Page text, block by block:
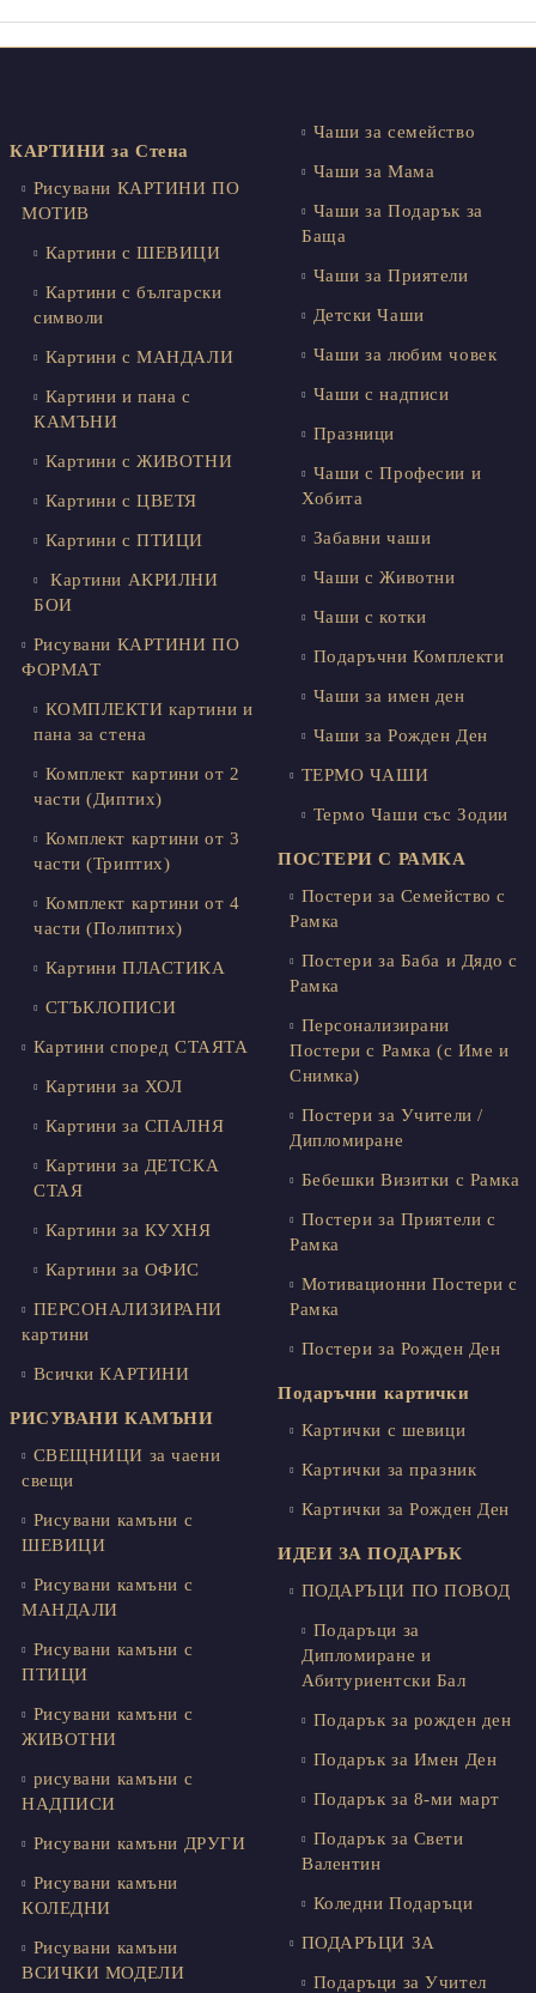
КАРТИНИ за Стена
Рисувани КАРТИНИ ПО
МОТИВ
Картини с ШЕВИЦИ
Картини с български
символи
Картини с МАНДАЛИ
Картини и пана с
КАМЪНИ
Картини с ЖИВОТНИ
Картини с ЦВЕТЯ
Картини с ПТИЦИ
Картини АКРИЛНИ
БОИ
Рисувани КАРТИНИ ПО
ФОРМАТ
КОМПЛЕКТИ картини и
пана за стена
Комплект картини от 2
части (Диптих)
Комплект картини от 3
части (Триптих)
Комплект картини от 4
части (Полиптих)
Картини ПЛАСТИКА
СТЪКЛОПИСИ
Картини според СТАЯТА
Картини за ХОЛ
Картини за СПАЛНЯ
Картини за ДЕТСКА
СТАЯ
Картини за КУХНЯ
Картини за ОФИС
ПЕРСОНАЛИЗИРАНИ
картини
Всички КАРТИНИ
РИСУВАНИ КАМЪНИ
СВЕЩНИЦИ за чаени
свещи
Рисувани камъни с
ШЕВИЦИ
Рисувани камъни с
МАНДАЛИ
Рисувани камъни с
ПТИЦИ
Рисувани камъни с
ЖИВОТНИ
рисувани камъни с
НАДПИСИ
Рисувани камъни ДРУГИ
Рисувани камъни
КОЛЕДНИ
Рисувани камъни
ВСИЧКИ МОДЕЛИ
Чаши за семейство
Чаши за Мама
Чаши за Подарък за
Баща
Чаши за Приятели
Детски Чаши
Чаши за любим човек
Чаши с надписи
Празници
Чаши с Професии и
Хобита
Забавни чаши
Чаши с Животни
Чаши с котки
Подаръчни Комплекти
Чаши за имен ден
Чаши за Рожден Ден
ТЕРМО ЧАШИ
Термо Чаши със Зодии
ПОСТЕРИ С РАМКА
Постери за Семейство с
Рамка
Постери за Баба и Дядо с
Рамка
Персонализирани
Постери с Рамка (с Име и
Снимка)
Постери за Учители /
Дипломиране
Бебешки Визитки с Рамка
Постери за Приятели с
Рамка
Мотивационни Постери с
Рамка
Постери за Рожден Ден
Подаръчни картички
Картички с шевици
Картички за празник
Картички за Рожден Ден
ИДЕИ ЗА ПОДАРЪК
ПОДАРЪЦИ ПО ПОВОД
Подаръци за
Дипломиране и
Абитуриентски Бал
Подарък за рожден ден
Подарък за Имен Ден
Подарък за 8-ми март
Подарък за Свети
Валентин
Коледни Подаръци
ПОДАРЪЦИ ЗА
Подаръци за Учител